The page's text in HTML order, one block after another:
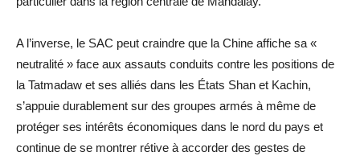
A l’inverse, le SAC peut craindre que la Chine affiche sa «
neutralité » face aux assauts conduits contre les positions de
la Tatmadaw et ses alliés dans les États Shan et Kachin,
s’appuie durablement sur des groupes armés à même de
protéger ses intérêts économiques dans le nord du pays et
continue de se montrer rétive à accorder des gestes de